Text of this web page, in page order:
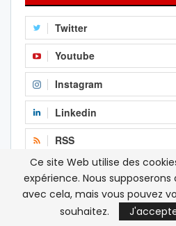
Twitter
Youtube
Instagram
Linkedin
RSS
Facebook
Ce site Web utilise des
expérience. Nous
avec cela, mais vous pouvez
souhaitez.